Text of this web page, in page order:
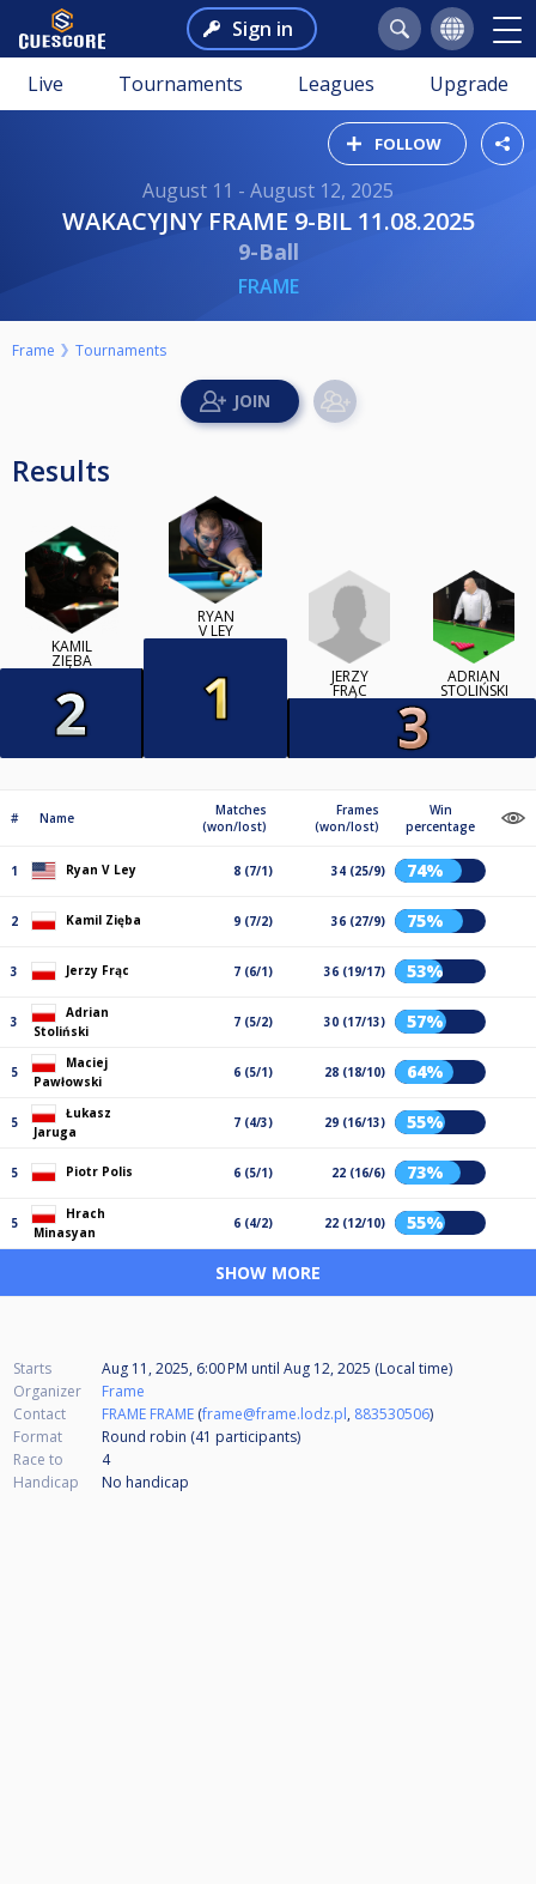
Sign in
Live Tournaments Leagues Upgrade
FOLLOW
August 11 - August 12, 2025
WAKACYJNY FRAME 9-BIL 11.08.2025
9-Ball
FRAME
Frame Tournaments
Results
KAMIL
ZIĘBA
RYAN
V LEY
JERZY
FRĄC
ADRIAN
STOLIŃSKI
# Name
Matches
(won/lost)
Frames
(won/lost)
Win
percentage
1 Ryan V Ley 8 (7/1) 34 (25/9) 74%
2 Kamil Zięba 9 (7/2) 36 (27/9) 75%
3 Jerzy Frąc 7 (6/1) 36 (19/17) 53%
3
Adrian
Stoliński
7 (5/2) 30 (17/13) 57%
5
Maciej
Pawłowski
6 (5/1) 28 (18/10) 64%
5
Łukasz
Jaruga
7 (4/3) 29 (16/13) 55%
5 Piotr Polis 6 (5/1) 22 (16/6) 73%
5
Hrach
Minasyan
6 (4/2) 22 (12/10) 55%
SHOW MORE
Starts Aug 11, 2025, 6:00 PM until Aug 12, 2025 (Local time)
Organizer
Frame
Contact
FRAME FRAME (frame@frame.lodz.pl, 883530506)
Format
Round robin (41 participants)
Race to
4
Handicap
No handicap